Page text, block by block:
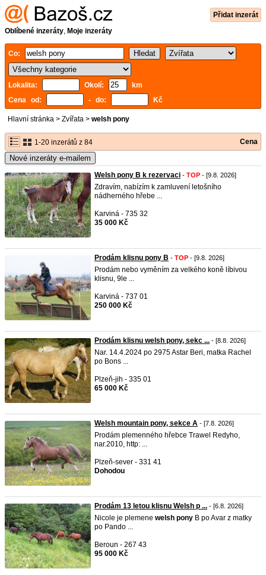
Přidat inzerát
Oblíbené inzeráty, Moje inzeráty
Co:
Lokalita: Okolí:
km
Cena od:
- do: Kč
Hlavní stránka > Zvířata > welsh pony
1-20 inzerátů z 84 Cena
Nové inzeráty e-mailem
Welsh pony B k rezervaci - TOP - [9.8. 2026]
Zdravím, nabízím k zamluvení letošního
nádherného hřebe ...
Karviná - 735 32
35 000 Kč
Prodám klisnu pony B - TOP - [9.8. 2026]
Prodám nebo vyměním za velkého koně líbivou
klisnu, 9le ...
Karviná - 737 01
250 000 Kč
Prodám klisnu welsh pony, sekc ... - [8.8. 2026]
Nar. 14.4.2024 po 2975 Astar Beri, matka Rachel
po Bons ...
Plzeň-jih - 335 01
65 000 Kč
Welsh mountain pony, sekce A - [7.8. 2026]
Prodám plemenného hřebce Trawel Redyho,
nar.2010, http: ...
Plzeň-sever - 331 41
Dohodou
Prodám 13 letou klisnu Welsh p ... - [6.8. 2026]
Nicole je plemene welsh pony B po Avar z matky
po Pando ...
Beroun - 267 43
95 000 Kč